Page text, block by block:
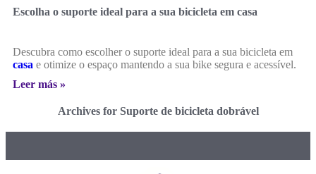
Escolha o suporte ideal para a sua bicicleta em casa
Descubra como escolher o suporte ideal para a sua bicicleta em
casa e otimize o espaço mantendo a sua bike segura e acessível.
Leer más »
Archives for Suporte de bicicleta dobrável